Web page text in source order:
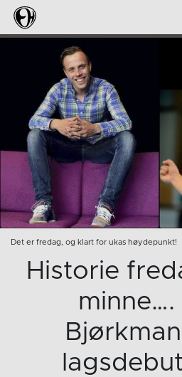
Det er fredag, og klart for ukas høydepunkt!
Historie
minne….